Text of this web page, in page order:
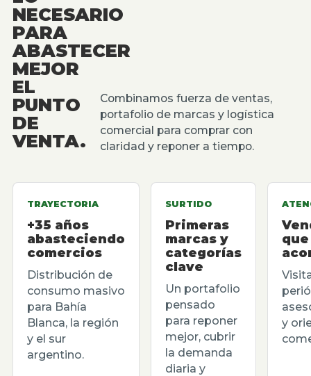
NECESARIO
PARA
ABASTECER
MEJOR
EL
PUNTO
DE
VENTA.
Combinamos fuerza de ventas,
portafolio de marcas y logística
comercial para comprar con
claridad y reponer a tiempo.
TRAYECTORIA
+35 años
abasteciendo
comercios
Distribución de
consumo masivo
para Bahía
Blanca, la región
y el sur
argentino.
SURTIDO
Primeras
marcas y
categorías
clave
Un portafolio
pensado
para reponer
mejor, cubrir
la demanda
diaria y
que
y